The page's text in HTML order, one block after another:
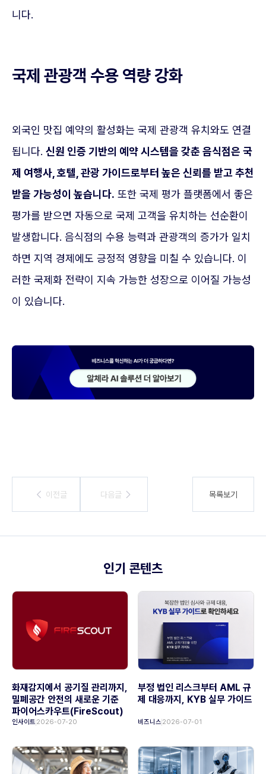
니다.
국제 관광객 수용 역량 강화
외국인 맛집 예약의 활성화는 국제 관광객 유치와도 연결
됩니다. 신원 인증 기반의 예약 시스템을 갖춘 음식점은 국
제 여행사, 호텔, 관광 가이드로부터 높은 신뢰를 받고 추천
받을 가능성이 높습니다. 또한 국제 평가 플랫폼에서 좋은
평가를 받으면 자동으로 국제 고객을 유치하는 선순환이
발생합니다. 음식점의 수용 능력과 관광객의 증가가 일치
하면 지역 경제에도 긍정적 영향을 미칠 수 있습니다. 이
러한 국제화 전략이 지속 가능한 성장으로 이어질 가능성
이 있습니다.
이전글
이전글 다음글
다음글 목록보기
인기 콘텐츠
화재감지에서 공기질 관리까지,
밀폐공간 안전의 새로운 기준
파이어스카우트(FireScout)
인사이트 2026-07-20
부정 법인 리스크부터 AML 규
제 대응까지, KYB 실무 가이드
비즈니스 2026-07-01